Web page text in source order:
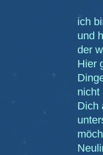
ich
und
der
Hier
nicht
Dich